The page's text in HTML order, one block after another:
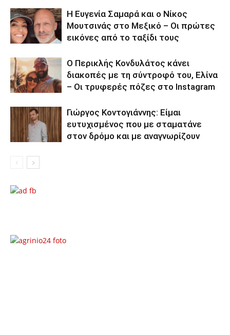
Η Ευγενία Σαμαρά και ο Νίκος
Μουτσινάς στο Μεξικό – Οι πρώτες
εικόνες από το ταξίδι τους
Ο Περικλής Κονδυλάτος κάνει
διακοπές με τη σύντροφό του, Ελίνα
– Οι τρυφερές πόζες στο Instagram
Γιώργος Κοντογιάννης: Είμαι
ευτυχισμένος που με σταματάνε
στον δρόμο και με αναγνωρίζουν